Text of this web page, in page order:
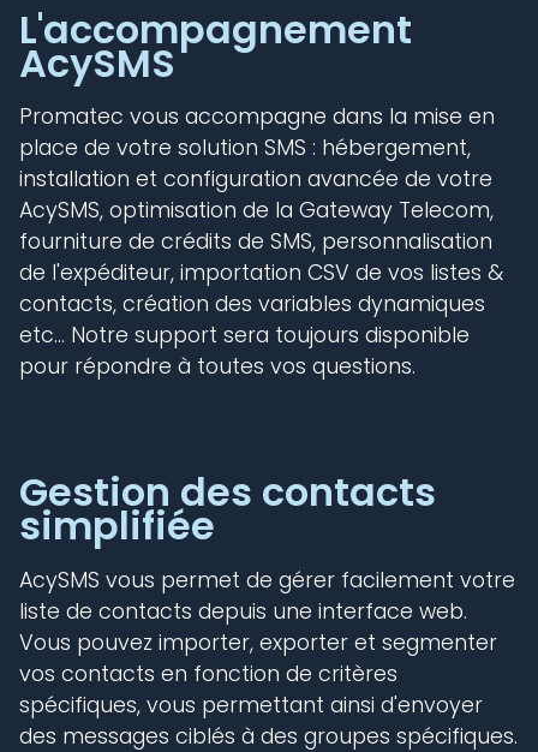
Gestion des contacts
simplifiée
AcySMS vous permet de gérer facilement votre
liste de contacts depuis une interface web.
Vous pouvez importer, exporter et segmenter
vos contacts en fonction de critères
spécifiques, vous permettant ainsi d'envoyer
des messages ciblés à des groupes spécifiques.
L'accompagnement
AcySMS
Promatec vous accompagne dans la mise en
place de votre solution SMS : hébergement,
installation et configuration avancée de votre
AcySMS, optimisation de la Gateway Telecom,
fourniture de crédits de SMS, personnalisation
de l'expéditeur, importation CSV de vos listes &
contacts, création des variables dynamiques
etc... Notre support sera toujours disponible
pour répondre à toutes vos questions.